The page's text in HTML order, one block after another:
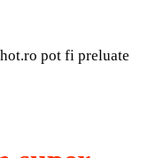
pot fi preluate